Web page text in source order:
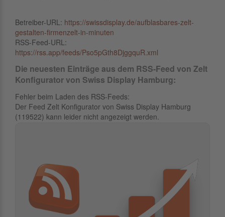
Betreiber-URL: https://swissdisplay.de/aufblasbares-zelt-
gestalten-firmenzelt-in-minuten
RSS-Feed-URL:
https://rss.app/feeds/Pso5pGth8DjggquR.xml
Die neuesten Einträge aus dem RSS-Feed von Zelt
Konfigurator von Swiss Display Hamburg:
Fehler beim Laden des RSS-Feeds:
Der Feed Zelt Konfigurator von Swiss Display Hamburg
(119522) kann leider nicht angezeigt werden.